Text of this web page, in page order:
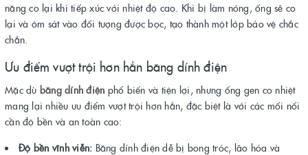
năng co lại khi tiếp xúc với nhiệt độ cao. Khi bị làm nóng, ống sẽ co
lại và ôm sát vào đối tượng được bọc, tạo thành một lớp bảo vệ chắc
chắn.
Ưu điểm vượt trội hơn hẳn băng dính điện
Mặc dù băng dính điện phổ biến và tiện lợi, nhưng ống gen co nhiệt
mang lại nhiều ưu điểm vượt trội hơn hẳn, đặc biệt là với các mối nối
cần độ bền và an toàn cao:
Độ bền vĩnh viễn: Băng dính điện dễ bị bong tróc, lão hóa và